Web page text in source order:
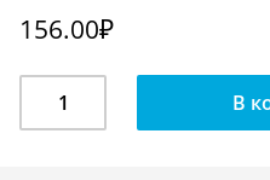
156.00₽
Вешалка
В